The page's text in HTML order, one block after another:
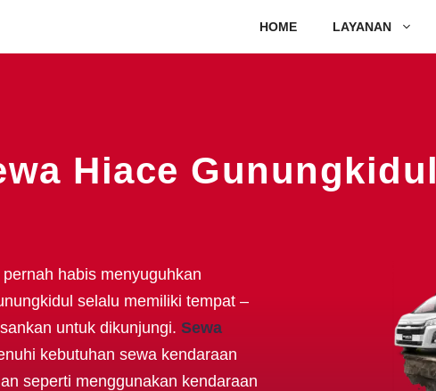
HOME LAYANAN
Hiace Gunungkidul
habis menyuguhkan
selalu memiliki tempat –
untuk dikunjungi. Sewa
kebutuhan sewa kendaraan
seperti menggunakan kendaraan